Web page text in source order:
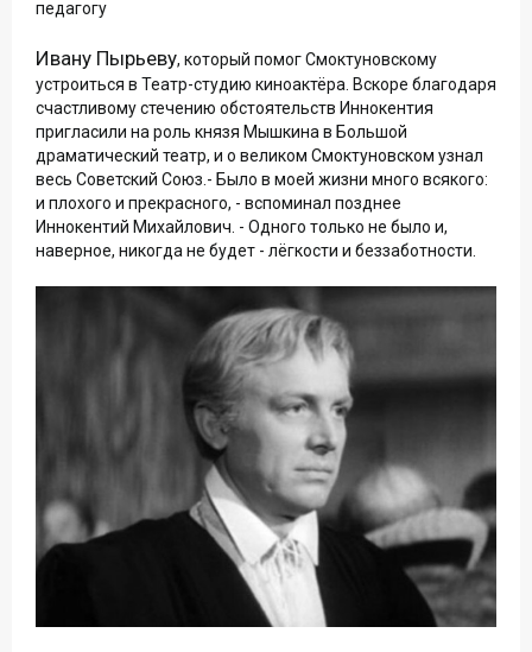
педагогу
Ивану Пырьеву, который помог Смоктуновскому
устроиться в Театр-студию киноактёра. Вскоре благодаря
счастливому стечению обстоятельств Иннокентия
пригласили на роль князя Мышкина в Большой
драматический театр, и о великом Смоктуновском узнал
весь Советский Союз.- Было в моей жизни много всякого:
и плохого и прекрасного, - вспоминал позднее
Иннокентий Михайлович. - Одного только не было и,
наверное, никогда не будет - лёгкости и беззаботности.